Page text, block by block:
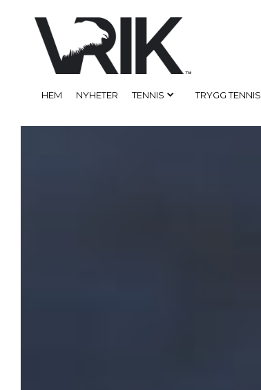
HEM NYHETER TENNIS TRYGG TENNIS